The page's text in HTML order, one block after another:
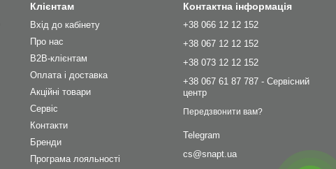
Клієнтам
Вхід до кабінету
Про нас
B2B-клієнтам
Оплата і доставка
Акційні товари
Сервіс
Контакти
Бренди
Програма лояльності
Контактна інформація
+38 066 12 12 152
+38 067 12 12 152
+38 073 12 12 152
+38 067 61 87 787 - Сервісний
центр
Передзвонити вам?
Telegram
cs@snapt.ua